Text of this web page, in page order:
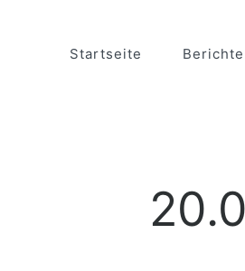
Startseite Berichte